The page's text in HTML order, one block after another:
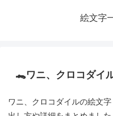
絵文字
🐊ワニ、クロコダイ
ワニ、クロコダイルの絵文